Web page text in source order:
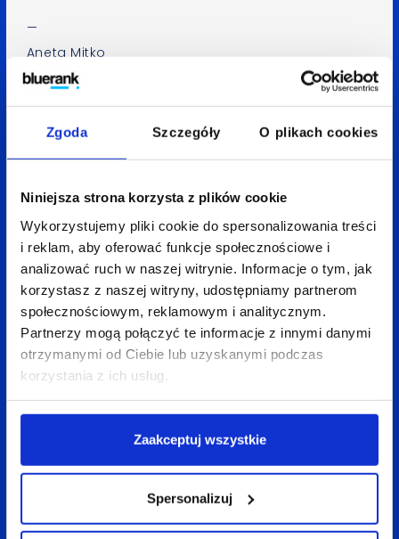
Zgoda Szczegóły O plikach cookies
Niniejsza strona korzysta z plików cookie
Wykorzystujemy pliki cookie do spersonalizowania treści
i reklam, aby oferować funkcje społecznościowe i
analizować ruch w naszej witrynie. Informacje o tym, jak
korzystasz z naszej witryny, udostępniamy partnerom
społecznościowym, reklamowym i analitycznym.
Partnerzy mogą połączyć te informacje z innymi danymi
otrzymanymi od Ciebie lub uzyskanymi podczas
korzystania z ich usług.
Zaakceptuj wszystkie
Spersonalizuj
—
Aneta Mitko
Spodobał Ci się artykuł? Udostępnij go:
Wróć do bloga
Zobacz także: